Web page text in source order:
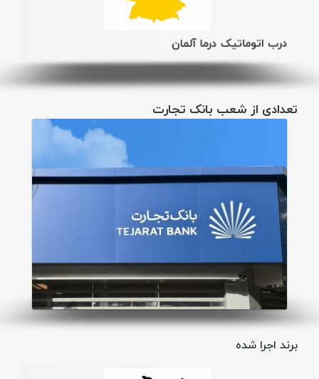
درب اتوماتیک درما آلمان
تعدادی از شعب بانک تجارت
برند اجرا شده